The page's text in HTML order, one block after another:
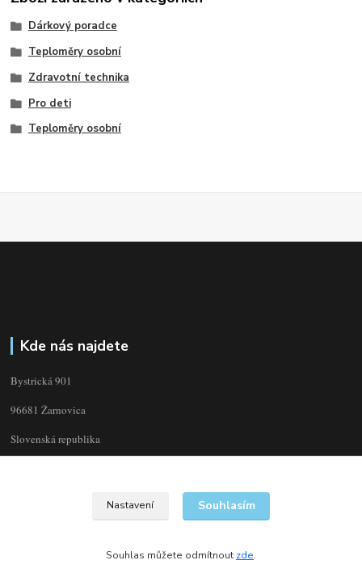
Dárkový poradce
Teploměry osobní
Zdravotní technika
Pro deti
Teploměry osobní
Kde nás najdete
Bystrická 901
96681 Žarnovica
Slovenská republika
Nastavení Souhlasím
Souhlas můžete odmítnout zde.